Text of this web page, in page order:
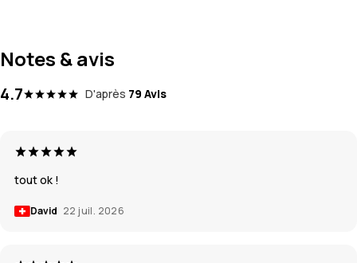
Notes & avis
4.7 D'après 79 Avis
tout ok !
David 22 juil. 2026